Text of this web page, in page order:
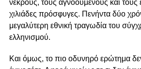
νεκρούς, τους αγνοουμένους και τους
χιλιάδες πρόσφυγες. Πενήντα δύο
μεγαλύτερη εθνική τραγωδία του
ελληνισμού.
Και όμως, το πιο οδυνηρό ερώτημα